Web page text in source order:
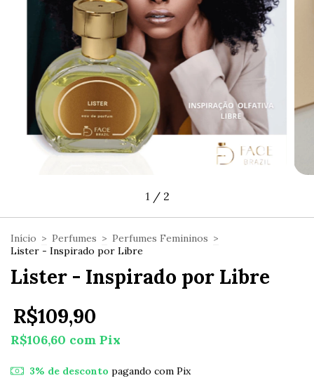
1 / 2
Início > Perfumes > Perfumes Femininos >
Lister - Inspirado por Libre
Lister - Inspirado por Libre
R$109,90
R$106,60 com Pix
3% de desconto pagando com Pix